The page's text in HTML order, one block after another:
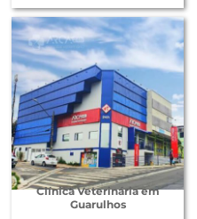
Clínica Veterinária em
Guarulhos